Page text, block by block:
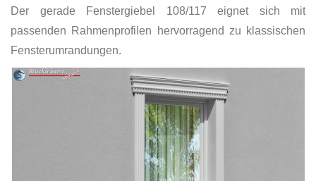
Der gerade Fenstergiebel 108/117 eignet sich mit
passenden Rahmenprofilen hervorragend zu klassischen
Fensterumrandungen.